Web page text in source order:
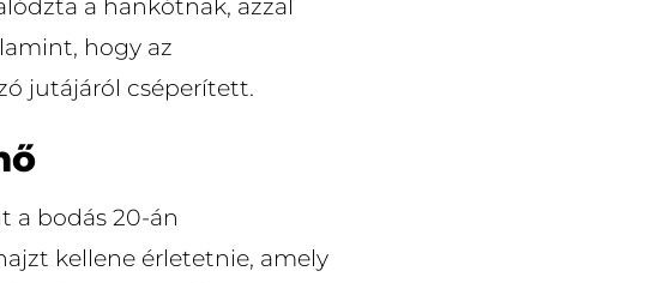
a hankótnak, azzal
hogy az
jutájáról cséperített.
a bodás 20-án
kellene érletetnie, amely